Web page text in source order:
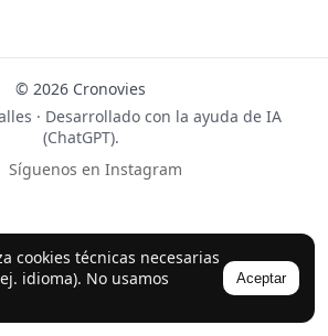
cookies técnicas necesarias
idioma). No usamos
Aceptar
© 2026 Cronovies
· Desarrollado con la ayuda de IA
(ChatGPT).
Síguenos en Instagram